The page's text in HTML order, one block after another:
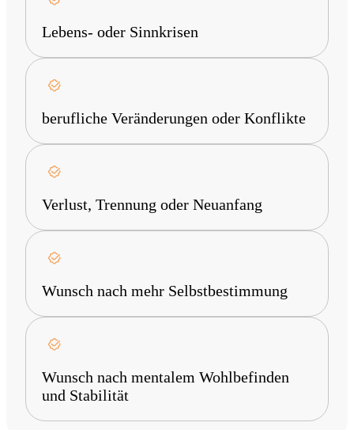
Lebens- oder Sinnkrisen
berufliche Veränderungen oder Konflikte
Verlust, Trennung oder Neuanfang
Wunsch nach mehr Selbstbestimmung
Wunsch nach mentalem Wohlbefinden
und Stabilität